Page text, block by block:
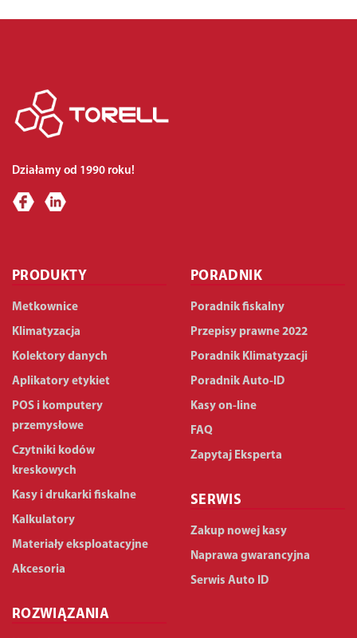
Działamy od 1990 roku!
PRODUKTY
Metkownice
Klimatyzacja
Kolektory danych
Aplikatory etykiet
POS i komputery
przemysłowe
Czytniki kodów
kreskowych
Kasy i drukarki fiskalne
Kalkulatory
Materiały eksploatacyjne
Akcesoria
ROZWIĄZANIA
PORADNIK
Poradnik fiskalny
Przepisy prawne 2022
Poradnik Klimatyzacji
Poradnik Auto-ID
Kasy on-line
FAQ
Zapytaj Eksperta
SERWIS
Zakup nowej kasy
Naprawa gwarancyjna
Serwis Auto ID